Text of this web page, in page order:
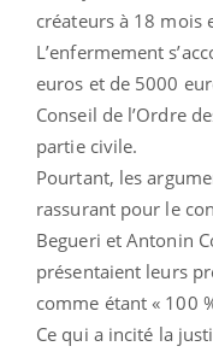
créateurs à 18 mois
L’enfermement
euros et de 5000
Conseil de l’Ordre
partie civile.
Pourtant, les
rassurant pour le
Begueri et Antonin
présentaient leurs
comme étant « 100
Ce qui a incité la